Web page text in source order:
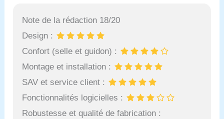
Note de la rédaction 18/20
Design :
Confort (selle et guidon) :
Montage et installation :
SAV et service client :
Fonctionnalités logicielles :
Robustesse et qualité de fabrication :